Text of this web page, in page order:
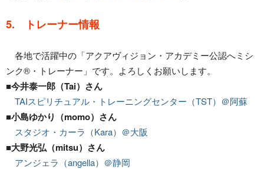
5. トレーナー情報
各地で活躍中の「アクアヴィジョン・アカデミー公認へミシ
ンク®・トレーナー」です。よろしくお願いします。
■今井泰一郎（Tai）さん
TAIスピリチュアル・トレーニングセンター（TST）＠阿蘇
■小島ゆかり（momo）さん
スタジオ・カーラ（Kara）＠大阪
■大野光弘（mitsu）さん
アンジェラ（angella）＠静岡